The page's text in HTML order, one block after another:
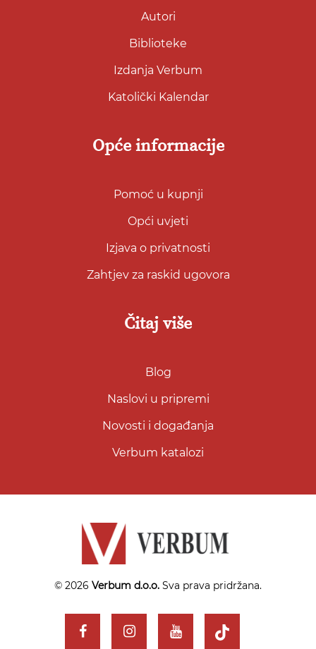
Autori
Biblioteke
Izdanja Verbum
Katolički Kalendar
Opće informacije
Pomoć u kupnji
Opći uvjeti
Izjava o privatnosti
Zahtjev za raskid ugovora
Čitaj više
Blog
Naslovi u pripremi
Novosti i događanja
Verbum katalozi
© 2026 Verbum d.o.o. Sva prava pridržana.